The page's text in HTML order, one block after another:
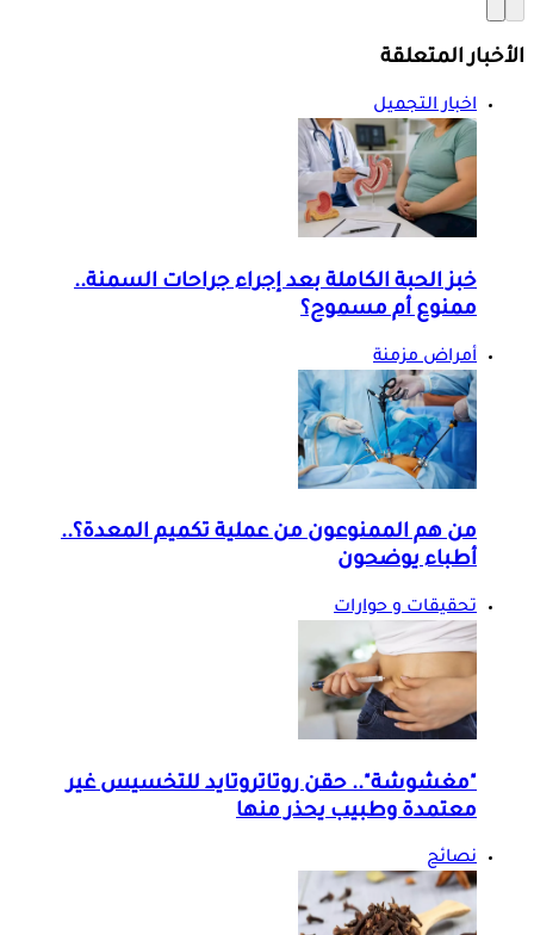
الأخبار المتعلقة
اخبار التجميل
خبز الحبة الكاملة بعد إجراء جراحات السمنة..
ممنوع أم مسموح؟
أمراض مزمنة
من هم الممنوعون من عملية تكميم المعدة؟..
أطباء يوضحون
تحقيقات و حوارات
"مغشوشة".. حقن روتاتروتايد للتخسيس غير
معتمدة وطبيب يحذر منها
نصائح